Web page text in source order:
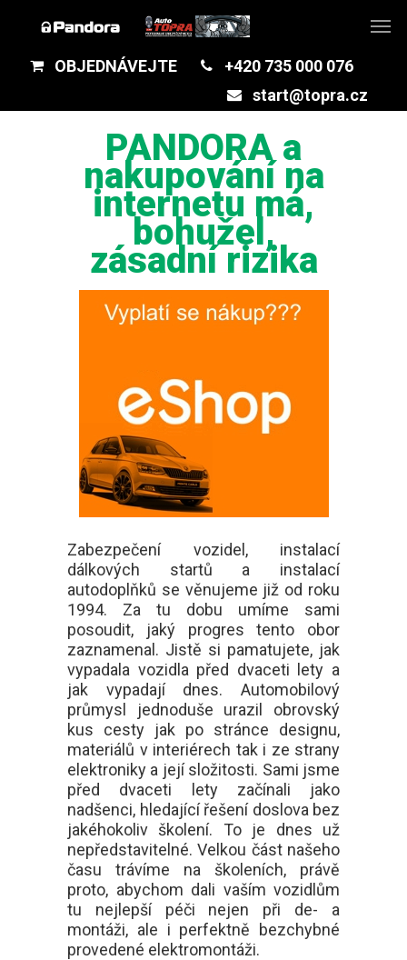
OBJEDNÁVEJTE
+420 735 000 076
start@topra.cz
PANDORA a
nakupování na
internetu má,
bohužel,
zásadní rizika
Zabezpečení vozidel, instalací
dálkových startů a instalací
autodoplňků se věnujeme již od roku
1994. Za tu dobu umíme sami
posoudit, jaký progres tento obor
zaznamenal. Jistě si pamatujete, jak
vypadala vozidla před dvaceti lety a
jak vypadají dnes. Automobilový
průmysl jednoduše urazil obrovský
kus cesty jak po stránce designu,
materiálů v interiérech tak i ze strany
elektroniky a její složitosti. Sami jsme
před dvaceti lety začínali jako
nadšenci, hledající řešení doslova bez
jakéhokoliv školení. To je dnes už
nepředstavitelné. Velkou část našeho
času trávíme na školeních, právě
proto, abychom dali vaším vozidlům
tu nejlepší péči nejen při de- a
montáži, ale i perfektně bezchybné
provedené elektromontáži.